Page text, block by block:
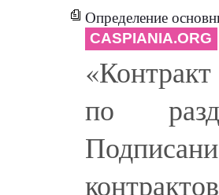
Определение основных угроз и рисков для
CASPIANIA.ORG
по